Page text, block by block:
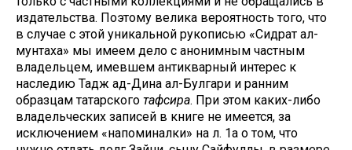
издательства. Поэтому велика вероятность того, что
в случае с этой уникальной рукописью «Сидрат ал-
мунтаха» мы имеем дело с анонимным частным
владельцем, имевшем антикварный интерес к
наследию Тадж ад-Дина ал-Булгари и ранним
образцам татарского тафсира. При этом каких-либо
владельческих записей в книге не имеется, за
исключением «напоминалки» на л. 1а о том, что